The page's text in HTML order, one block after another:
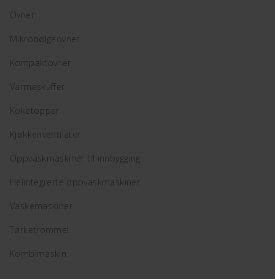
Ovner
Mikrobølgeovner
Kompaktovner
Varmeskuffer
Koketopper
Kjøkkenventilator
Oppvaskmaskiner til innbygging
Helintegrerte oppvaskmaskiner
Vaskemaskiner
Tørketrommel
Kombimaskin